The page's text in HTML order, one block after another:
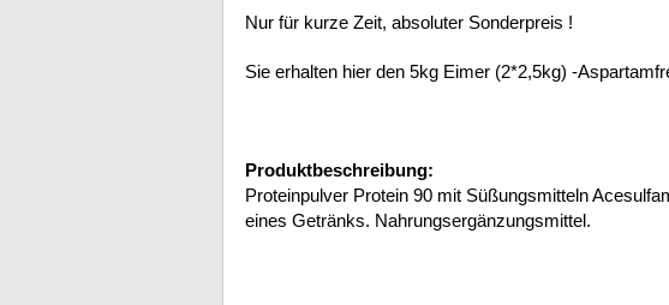
Nur für kurze Zeit, absoluter Sonderpreis !
Sie erhalten hier den 5kg Eimer (2*2,5kg) -
Produktbeschreibung:
Proteinpulver Protein 90 mit Süßungsmitteln
eines Getränks. Nahrungsergänzungsmittel.